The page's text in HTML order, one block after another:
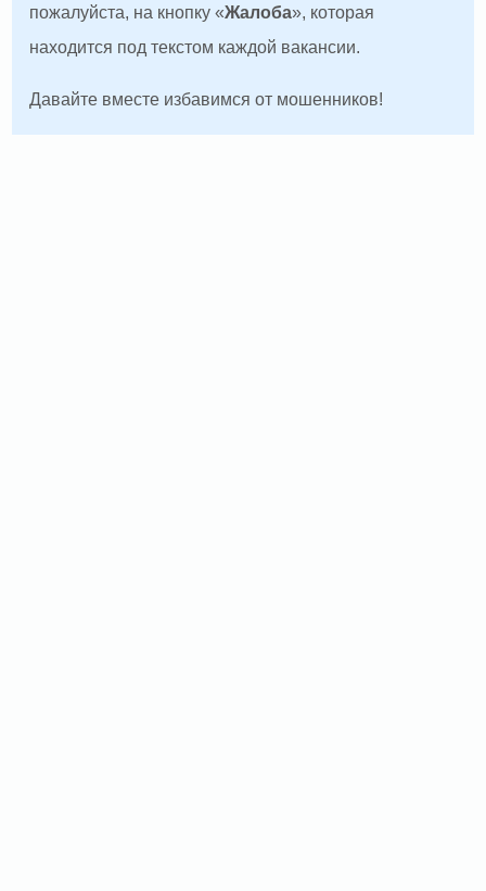
пожалуйста, на кнопку «Жалоба», которая
находится под текстом каждой вакансии.
Давайте вместе избавимся от мошенников!